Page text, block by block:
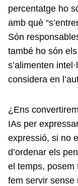
percentatge ho
amb què
Són
també ho són
s’alimenten
considera en
¿Ens
IAs per
expressió, si no
d’ordenar els
el temps, posem
fem servir sense